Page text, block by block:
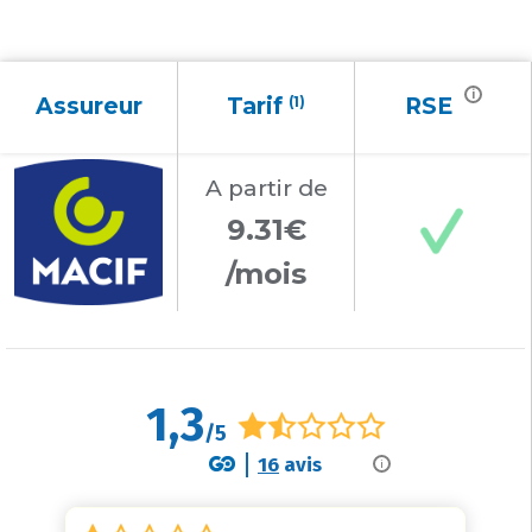
Assureur Tarif (1) RSE i
A partir de
9.31€
/mois
i
1,3/5
16 avis